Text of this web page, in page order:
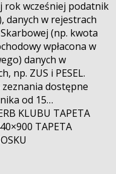
rok wcześniej podatnik
danych w rejestrach
(np. kwota
wpłacona w
danych w
np. ZUS i PESEL.
zeznania dostępne
od 15…
KLUBU TAPETA
TAPETA